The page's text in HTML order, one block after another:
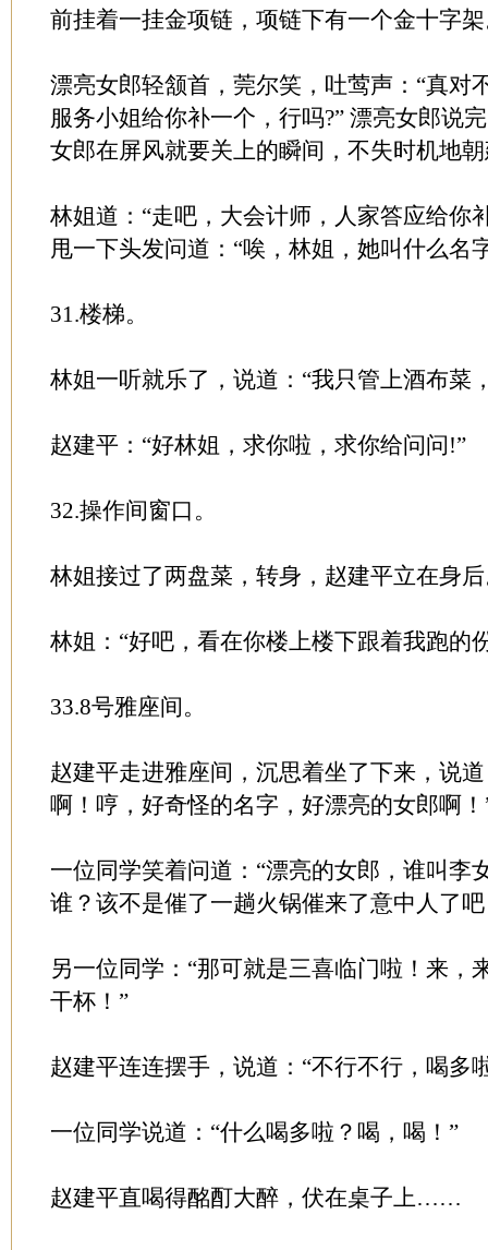
前挂着一挂金项链，项链下有一个金十字
漂亮女郎轻颔首，莞尔笑，吐莺声：“真对
服务小姐给你补一个，行吗?” 漂亮女郎说
女郎在屏风就要关上的瞬间，不失时机地
林姐道：“走吧，大会计师，人家答应给你
甩一下头发问道：“唉，林姐，她叫什么名
31.楼梯。
林姐一听就乐了，说道：“我只管上酒布菜
赵建平：“好林姐，求你啦，求你给问问!”
32.操作间窗口。
林姐接过了两盘菜，转身，赵建平立在身
林姐：“好吧，看在你楼上楼下跟着我跑的
33.8号雅座间。
赵建平走进雅座间，沉思着坐了下来，说
啊！哼，好奇怪的名字，好漂亮的女郎啊！
一位同学笑着问道：“漂亮的女郎，谁叫李
谁？该不是催了一趟火锅催来了意中人了吧
另一位同学：“那可就是三喜临门啦！来，
干杯！”
赵建平连连摆手，说道：“不行不行，喝多
一位同学说道：“什么喝多啦？喝，喝！”
赵建平直喝得酩酊大醉，伏在桌子上……